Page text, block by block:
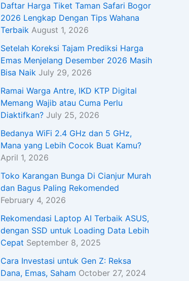
Daftar Harga Tiket Taman Safari Bogor
2026 Lengkap Dengan Tips Wahana
Terbaik August 1, 2026
Setelah Koreksi Tajam Prediksi Harga
Emas Menjelang Desember 2026 Masih
Bisa Naik July 29, 2026
Ramai Warga Antre, IKD KTP Digital
Memang Wajib atau Cuma Perlu
Diaktifkan? July 25, 2026
Bedanya WiFi 2.4 GHz dan 5 GHz,
Mana yang Lebih Cocok Buat Kamu?
April 1, 2026
Toko Karangan Bunga Di Cianjur Murah
dan Bagus Paling Rekomended
February 4, 2026
Rekomendasi Laptop AI Terbaik ASUS,
dengan SSD untuk Loading Data Lebih
Cepat September 8, 2025
Cara Investasi untuk Gen Z: Reksa
Dana, Emas, Saham October 27, 2024